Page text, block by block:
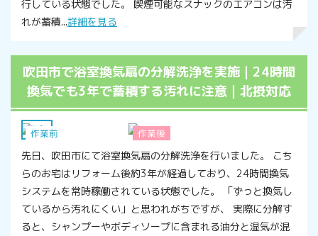
行している状態でした。 喫煙可能なスナックのエアコンは汚
れが蓄積...詳細を見る
吹田市で浴室換気扇の分解洗浄を実施｜24時間
換気でも3年で蓄積する汚れに注意｜北摂対応
作業前 作業後
浴室
先日、吹田市にて浴室換気扇の分解洗浄を行いました。 こち
らのお宅はリフォーム後約3年が経過しており、24時間換気
システムを常時稼働されている状態でした。 「ずっと換気し
ているから汚れにくい」と思われがちですが、 実際に分解す
ると、シャンプーやボディソープに含まれる油分と湿気が混